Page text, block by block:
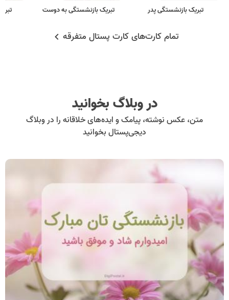
تبریک بازنشستگی پدر تبریک بازنشستگی به دوست
تمام کارت‌های کارت پستال متفرقه
در وبلاگ بخوانید
متن، عکس نوشته، پیامک و ایده‌های خلاقانه را در وبلاگ
دیجی‌پستال بخوانید